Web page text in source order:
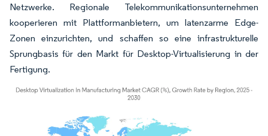
Netzwerke. Regionale Telekommunikationsunternehmen
kooperieren mit Plattformanbietern, um latenzarme Edge-
Zonen einzurichten, und schaffen so eine infrastrukturelle
Sprungbasis für den Markt für Desktop-Virtualisierung in der
Fertigung.